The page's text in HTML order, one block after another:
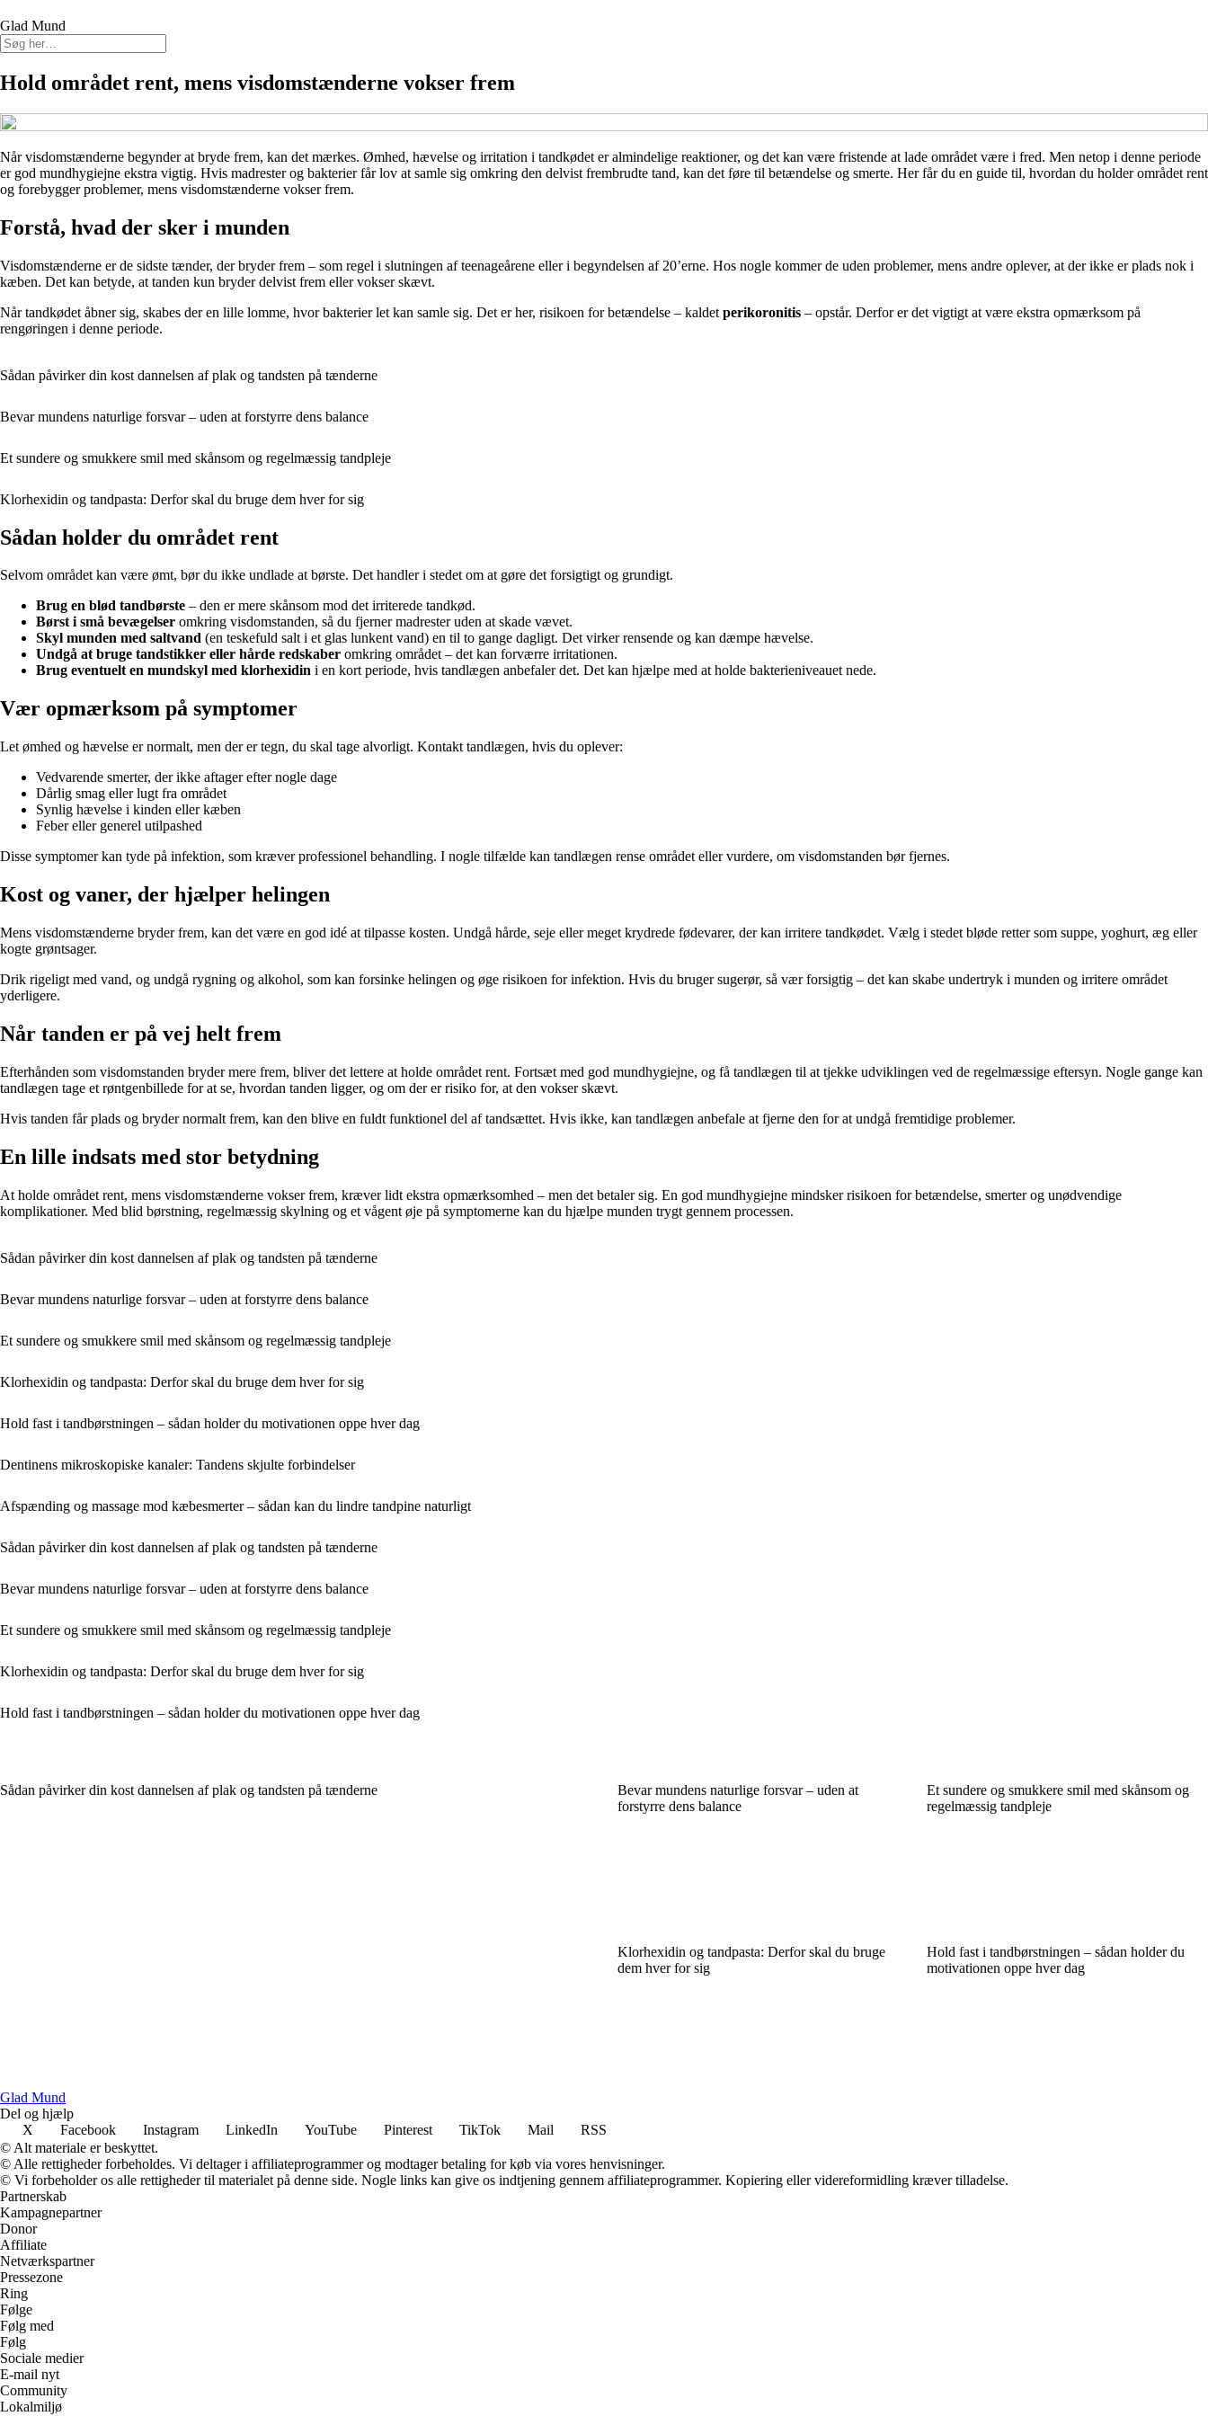
Glad Mund
Hold området rent, mens visdomstænderne vokser frem
Når visdomstænderne begynder at bryde frem, kan det mærkes. Ømhed, hævelse og irritation i tandkødet er almindelige reaktioner, og det kan være fristende at lade området være i fred. Men netop i denne periode
er god mundhygiejne ekstra vigtig. Hvis madrester og bakterier får lov at samle sig omkring den delvist frembrudte tand, kan det føre til betændelse og smerte. Her får du en guide til, hvordan du holder området rent
og forebygger problemer, mens visdomstænderne vokser frem.
Forstå, hvad der sker i munden
Visdomstænderne er de sidste tænder, der bryder frem – som regel i slutningen af teenageårene eller i begyndelsen af 20’erne. Hos nogle kommer de uden problemer, mens andre oplever, at der ikke er plads nok i
kæben. Det kan betyde, at tanden kun bryder delvist frem eller vokser skævt.
Når tandkødet åbner sig, skabes der en lille lomme, hvor bakterier let kan samle sig. Det er her, risikoen for betændelse – kaldet perikoronitis – opstår. Derfor er det vigtigt at være ekstra opmærksom på
rengøringen i denne periode.
Sådan påvirker din kost dannelsen af plak og tandsten på tænderne
Bevar mundens naturlige forsvar – uden at forstyrre dens balance
Et sundere og smukkere smil med skånsom og regelmæssig tandpleje
Klorhexidin og tandpasta: Derfor skal du bruge dem hver for sig
Sådan holder du området rent
Selvom området kan være ømt, bør du ikke undlade at børste. Det handler i stedet om at gøre det forsigtigt og grundigt.
Brug en blød tandbørste – den er mere skånsom mod det irriterede tandkød.
Børst i små bevægelser omkring visdomstanden, så du fjerner madrester uden at skade vævet.
Skyl munden med saltvand (en teskefuld salt i et glas lunkent vand) en til to gange dagligt. Det virker rensende og kan dæmpe hævelse.
Undgå at bruge tandstikker eller hårde redskaber omkring området – det kan forværre irritationen.
Brug eventuelt en mundskyl med klorhexidin i en kort periode, hvis tandlægen anbefaler det. Det kan hjælpe med at holde bakterieniveauet nede.
Vær opmærksom på symptomer
Let ømhed og hævelse er normalt, men der er tegn, du skal tage alvorligt. Kontakt tandlægen, hvis du oplever:
Vedvarende smerter, der ikke aftager efter nogle dage
Dårlig smag eller lugt fra området
Synlig hævelse i kinden eller kæben
Feber eller generel utilpashed
Disse symptomer kan tyde på infektion, som kræver professionel behandling. I nogle tilfælde kan tandlægen rense området eller vurdere, om visdomstanden bør fjernes.
Kost og vaner, der hjælper helingen
Mens visdomstænderne bryder frem, kan det være en god idé at tilpasse kosten. Undgå hårde, seje eller meget krydrede fødevarer, der kan irritere tandkødet. Vælg i stedet bløde retter som suppe, yoghurt, æg eller
kogte grøntsager.
Drik rigeligt med vand, og undgå rygning og alkohol, som kan forsinke helingen og øge risikoen for infektion. Hvis du bruger sugerør, så vær forsigtig – det kan skabe undertryk i munden og irritere området
yderligere.
Når tanden er på vej helt frem
Efterhånden som visdomstanden bryder mere frem, bliver det lettere at holde området rent. Fortsæt med god mundhygiejne, og få tandlægen til at tjekke udviklingen ved de regelmæssige eftersyn. Nogle gange kan
tandlægen tage et røntgenbillede for at se, hvordan tanden ligger, og om der er risiko for, at den vokser skævt.
Hvis tanden får plads og bryder normalt frem, kan den blive en fuldt funktionel del af tandsættet. Hvis ikke, kan tandlægen anbefale at fjerne den for at undgå fremtidige problemer.
En lille indsats med stor betydning
At holde området rent, mens visdomstænderne vokser frem, kræver lidt ekstra opmærksomhed – men det betaler sig. En god mundhygiejne mindsker risikoen for betændelse, smerter og unødvendige
komplikationer. Med blid børstning, regelmæssig skylning og et vågent øje på symptomerne kan du hjælpe munden trygt gennem processen.
Sådan påvirker din kost dannelsen af plak og tandsten på tænderne
Bevar mundens naturlige forsvar – uden at forstyrre dens balance
Et sundere og smukkere smil med skånsom og regelmæssig tandpleje
Klorhexidin og tandpasta: Derfor skal du bruge dem hver for sig
Hold fast i tandbørstningen – sådan holder du motivationen oppe hver dag
Dentinens mikroskopiske kanaler: Tandens skjulte forbindelser
Afspænding og massage mod kæbesmerter – sådan kan du lindre tandpine naturligt
Sådan påvirker din kost dannelsen af plak og tandsten på tænderne
Bevar mundens naturlige forsvar – uden at forstyrre dens balance
Et sundere og smukkere smil med skånsom og regelmæssig tandpleje
Klorhexidin og tandpasta: Derfor skal du bruge dem hver for sig
Hold fast i tandbørstningen – sådan holder du motivationen oppe hver dag
Sådan påvirker din kost dannelsen af plak og tandsten på tænderne
Bevar mundens naturlige forsvar – uden at
forstyrre dens balance
Et sundere og smukkere smil med skånsom og
regelmæssig tandpleje
Klorhexidin og tandpasta: Derfor skal du bruge
dem hver for sig
Hold fast i tandbørstningen – sådan holder du
motivationen oppe hver dag
Glad Mund
Del og hjælp
X
Facebook Instagram LinkedIn YouTube Pinterest TikTok Mail
RSS
© Alt materiale er beskyttet.
© Alle rettigheder forbeholdes. Vi deltager i affiliateprogrammer og modtager betaling for køb via vores henvisninger.
© Vi forbeholder os alle rettigheder til materialet på denne side. Nogle links kan give os indtjening gennem affiliateprogrammer. Kopiering eller videreformidling kræver tilladelse.
Partnerskab
Kampagnepartner
Donor
Affiliate
Netværkspartner
Pressezone
Ring
Følge
Følg med
Følg
Sociale medier
E-mail nyt
Community
Lokalmiljø